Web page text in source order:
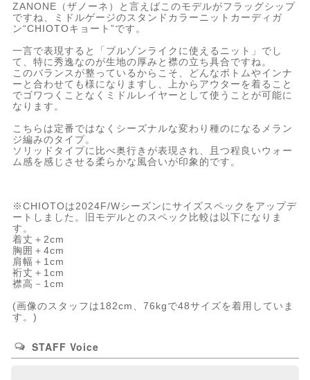
ZANONE（ザノーネ）と言えばこのモデルがフラッグシップ
ですね、ミドルゲージのスタンドカラーニットカーディガ
ン“CHIOTOキョート”です。
一言で表現すると「ブルゾンライクに使えるニット」でし
て、特に秀逸なのが生地の厚みと襟の立ち具合ですね。
このバランスが整っているからこそ、どんなボトムやインナ
ーと合わせても様になりますし、上からアウターを着ること
でゴワつくことなくミドルレイヤーとして使うことが可能に
なります。
こちらは定番ではなくシーズナルな変わり種のになるメラン
ジ編みのタイプ。
ソリッドタイプに比べ奥行きが表現され、且つ程良いウォー
ム感を感じさせる柔らかな風合いが印象的です。
※CHIOTOは2024F/Wシーズンにサイズスペックをアップデ
ートしました。旧モデルとのスペック比較は以下になりま
す。
着丈＋2cm
胸囲＋4cm
肩幅＋1cm
裄丈＋1cm
襟高－1cm
(画像のスタッフは182cm、76kgで48サイズを着用していま
す。)
STAFF Voice